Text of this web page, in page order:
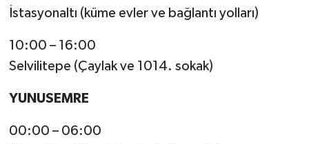
İstasyonaltı (küme evler ve bağlantı yolları)
10:00 – 16:00
Selvilitepe (Çaylak ve 1014. sokak)
YUNUSEMRE
00:00 – 06:00